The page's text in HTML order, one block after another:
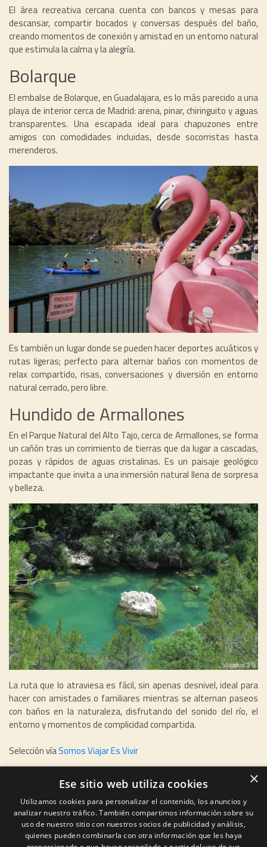
El área recreativa cercana cuenta con bancos y mesas para
descansar, compartir bocados y conversas después del baño,
creando momentos de conexión y amistad en un entorno natural
que estimula la calma y la alegría.
Bolarque
El embalse de Bolarque, en Guadalajara, es lo más parecido a una
playa de interior cerca de Madrid: arena, pinar, chiringuito y aguas
transparentes. Una escapada ideal para chapuzones entre
amigos con comodidades incluidas, desde socorristas hasta
merenderos.
Es también un lugar donde se pueden hacer deportes acuáticos y
rutas ligeras; perfecto para alternar baños con momentos de
relax compartido, risas, conversaciones y diversión en entorno
natural cerrado, pero libre.
Hundido de Armallones
En el Parque Natural del Alto Tajo, cerca de Armallones, se forma
un cañón tras un corrimiento de tierras que da lugar a cascadas,
pozas y rápidos de aguas cristalinas. Es un paisaje geológico
impactante que invita a una inmersión natural llena de sorpresa
y belleza.
La ruta que lo atraviesa es fácil, sin apenas desnivel, ideal para
hacer con amistades o familiares mientras se alternan paseos
con baños en la naturaleza, disfrutando del sonido del río, el
entorno y momentos de complicidad compartida.
Selección víaSomos Viajar Es Vivir
© & (cc) De las imágenes y vídeos de
los respectivos propietarios y autores
contacta:
×
Ese sitio web utiliza cookies
Utilizamos cookies para personalizar el contenido, los anuncios y
analizar nuestro tráfico. También compartimos información sobre su
uso de nuestro sitio con nuestros socios de publicidad y análisis,
quienes pueden combinarla con otra información que les haya